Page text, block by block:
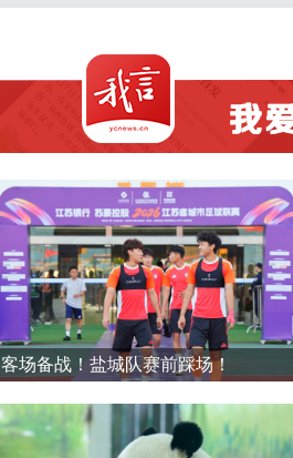
客场备战！盐城队赛前踩场！